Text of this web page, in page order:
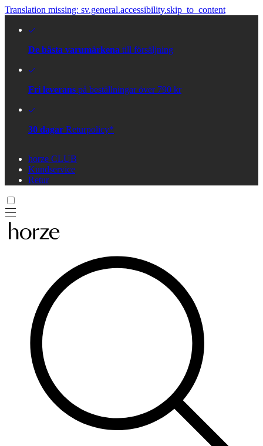
Translation missing: sv.general.accessibility.skip_to_content
De bästa varumärkena till försäljning
Fri leverans på beställningar över 790 kr
30 dagar Returpolicy*
horze CLUB
Kundservice
Retur